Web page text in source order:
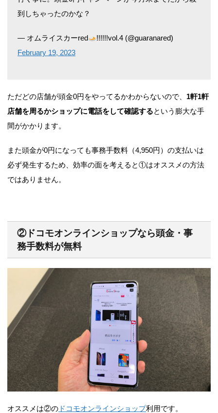
到しちゃったのかな？
— オムライスカーred
!!!!!!vol.4 (@guaranared)
February 19, 2023
ただどの店舗が頭金0円をやってるかわからないので、 1軒1軒
店舗を周るかショップに電話をして確認するという膨大な手
間がかかります。
また頭金が0円になっても事務手数料（4,950円）の支払いは
必ず発生するため、効率の面を考えると①はオススメの方法
ではありません。
②ドコモオンラインショップなら頭金・事
務手数料が無料
オススメは②の ドコモオンラインショップ利用です。